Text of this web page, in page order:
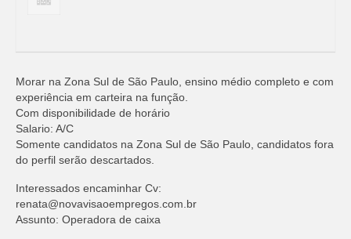
Morar na Zona Sul de São Paulo, ensino médio completo e com
experiência em carteira na função.
Com disponibilidade de horário
Salario: A/C
Somente candidatos na Zona Sul de São Paulo, candidatos fora
do perfil serão descartados.
Interessados encaminhar Cv:
renata@novavisaoempregos.com.br
Assunto: Operadora de caixa